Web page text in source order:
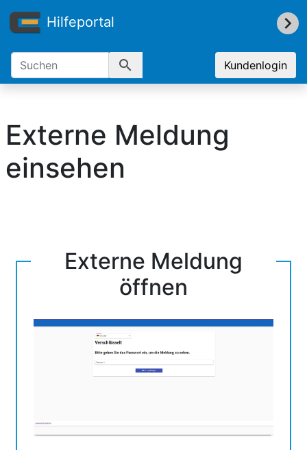
Hilfeportal
search Kundenlogin
Externe Meldung
einsehen
Externe Meldung
öffnen